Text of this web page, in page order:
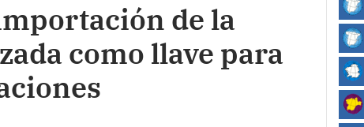
de la
como llave para